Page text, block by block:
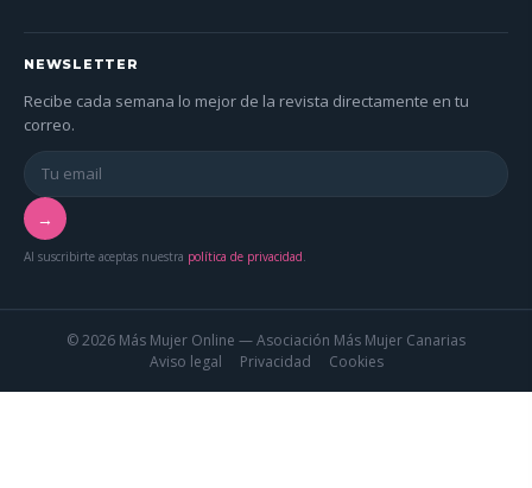
NEWSLETTER
Recibe cada semana lo mejor de la revista directamente en tu
correo.
→
Al suscribirte aceptas nuestra política de privacidad.
© 2026 Más Mujer Online — Asociación Más Mujer Canarias
Aviso legal
Privacidad Cookies